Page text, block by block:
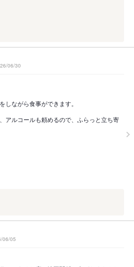
06/30
しながら食事ができます。
アルコールも頼めるので、ふらっと立ち寄
06/05